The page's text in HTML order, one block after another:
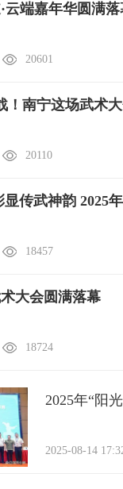
云端嘉年华圆满落
20601
！南宁这场武术
20110
传武神韵 2025
18457
大会圆满落幕
18724
2025年“阳
2025-08-14